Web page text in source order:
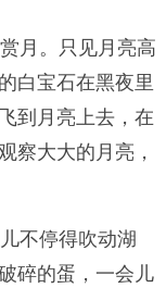
月。只见月亮高
白宝石在黑夜里
到月亮上去，在
察大大的月亮，
不停得吹动湖
碎的蛋，一会儿